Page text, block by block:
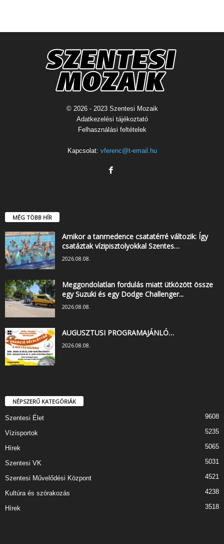
© 2026 - 2023 Szentesi Mozaik
Adatkezelési tájékoztató
Felhasználási feltételek
Kapcsolat: vferenc@t-email.hu
MÉG TÖBB HÍR
Amikor a tanmedence csatatérré változik: Így
csatáztak vízipisztolyokkal Szentes…
2026.08.08.
Meggondolatlan fordulás miatt ütközött össze
egy Suzuki és egy Dodge Challenger...
2026.08.08.
AUGUSZTUSI PROGRAMAJÁNLÓ…
2026.08.08.
NÉPSZERŰ KATEGÓRIÁK
Szentesi Élet 9608
Vízisportok 5235
Hírek 5065
Szentesi VK 5031
Szentesi Művelődési Központ 4521
Kultúra és szórakozás 4238
Hírek 3518